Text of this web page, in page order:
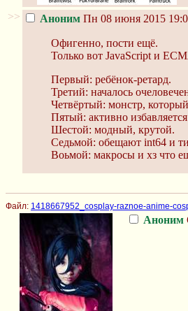
>> Аноним Пн 08 июня 2015
Офигенно, пости ещё.
Только вот JavaScript и
Первый: ребёнок-ретард.
Третий: началось
Четвёртый: монстр,
Пятый: активно
Шестой: модный, крутой.
Седьмой: обещают int64 и
Воьмой: макросы и хз что
Файл: 1418667952_cosplay-raznoe-anime-
Аноним